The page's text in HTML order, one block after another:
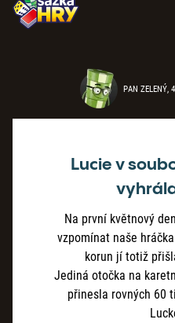
PAN ZELENÝ,
Lucie v
Na první květnový
vzpomínat naše
korun jí totiž
Jediná otočka na
přinesla rovných 60